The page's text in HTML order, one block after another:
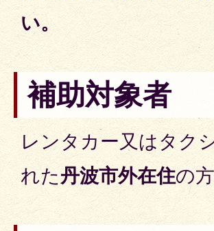
い。
補助対象者
レンタカー又はタク
れた丹波市外在住の方